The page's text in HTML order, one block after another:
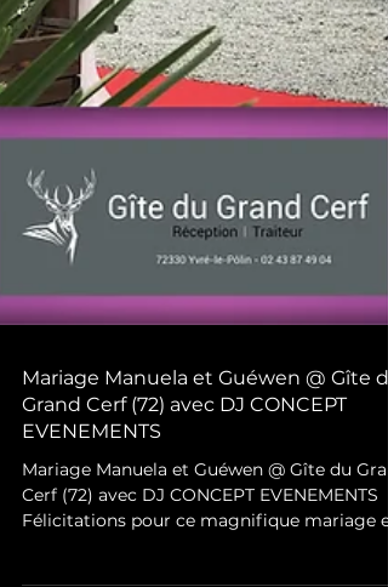
Château de montbraye
Château mariage le mans
Château mariage saint malo
Château mariage sarthe
Château mariage sarthe 72
Château réception sarthe 72
Château séminaire entreprise le mans
Circuit Des 24 Heures Du Mans
Claude JabotClic and Cook
Mariage Manuela et Guéwen @ Gîte
Grand Cerf (72) avec DJ CONCEPT
EVENEMENTS